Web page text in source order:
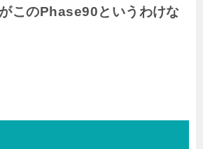
このPhase90というわけな